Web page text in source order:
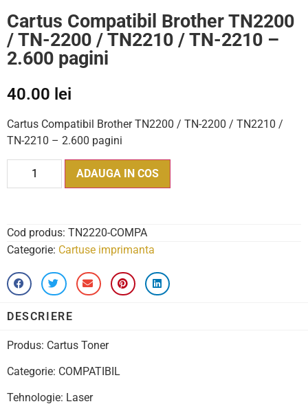
Cartus Compatibil Brother TN2200
/ TN-2200 / TN2210 / TN-2210 –
2.600 pagini
40.00 lei
Cartus Compatibil Brother TN2200 / TN-2200 / TN2210 /
TN-2210 – 2.600 pagini
ADAUGA IN COS
Cod produs: TN2220-COMPA
Categorie: Cartuse imprimanta
DESCRIERE
Produs: Cartus Toner
Categorie: COMPATIBIL
Tehnologie: Laser